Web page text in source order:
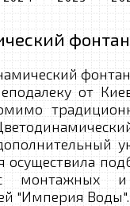
от
осуществила
монтажных и
"Империя Воды".